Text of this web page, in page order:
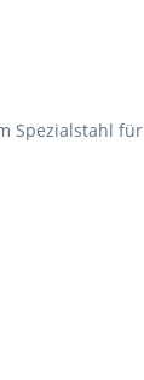
Spezialstahl für